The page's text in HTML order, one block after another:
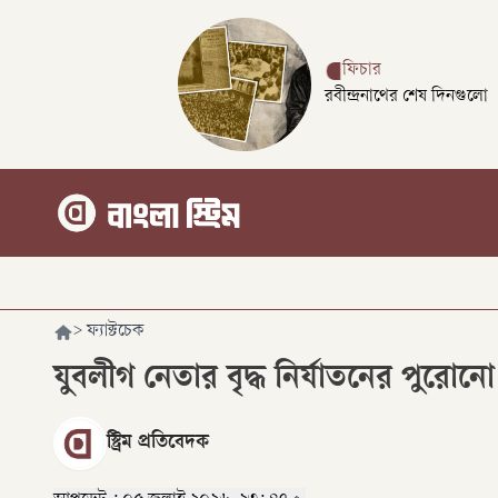
ফিচার
রবীন্দ্রনাথের শেষ দিনগুলো
> ফ্যাক্টচেক
যুবলীগ নেতার বৃদ্ধ নির্যাতনের
স্ট্রিম প্রতিবেদক